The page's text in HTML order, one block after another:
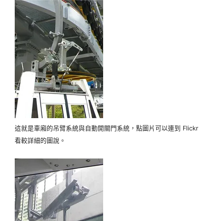
這就是車廂的吊臂系統與自動開關門系統，點圖片可以連到 Flickr
看較詳細的圖說。